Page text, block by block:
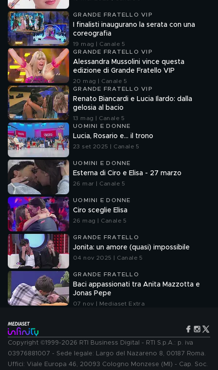
GRANDE FRATELLO VIP
I finalisti inaugurano la serata con una
coreografia
19 mag | Canale 5
GRANDE FRATELLO VIP
Alessandra Mussolini vince questa
edizione di Grande Fratello VIP
20 mag | Canale 5
GRANDE FRATELLO VIP
Renato Biancardi e Lucia Ilardo: dalla
gelosia al bacio
13 mag | Canale 5
UOMINI E DONNE
Lucia, Rosario e... il trono
23 set 2025 | Canale 5
UOMINI E DONNE
Esterna di Ciro e Elisa - 27 marzo
26 mar | Canale 5
UOMINI E DONNE
Ciro sceglie Elisa
26 mag | Canale 5
GRANDE FRATELLO
Jonita: un amore (quasi) impossibile
04 nov 2025 | Canale 5
GRANDE FRATELLO
Baci appassionati tra Anita Mazzotta e
Jonas Pepe
07 nov | Mediaset Extra
Copyright ©1999-2026 RTI Business Digital - RTI S.p.A.: p. iva
03976881007 - Sede legale: Largo del Nazareno 8, 00187 Roma.
Uffici: Viale Europa 46, 20093 Cologno Monzese (MI) - Cap. Soc.